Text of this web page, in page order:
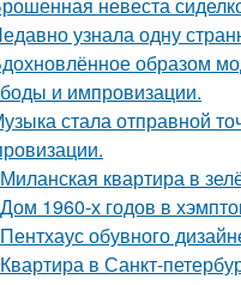
узнала одну
образом
и импровизации.
стала отправной
Миланская квартира в
Дом 1960-х годов в
Пентхаус обувного
Квартира в Санкт-